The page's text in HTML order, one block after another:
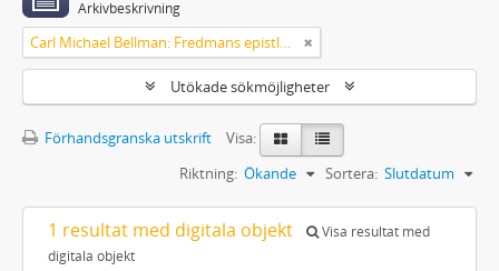
Arkivbeskrivning
Carl Michael Bellman: Fredmans epistlar [Nechers ex.]. Ep. 1-50
Utökade sökmöjligheter
Förhandsgranska utskrift
Visa:
Sortera: Slutdatum
Riktning: Ökande
1 resultat med digitala objekt
Visa resultat med
digitala objekt